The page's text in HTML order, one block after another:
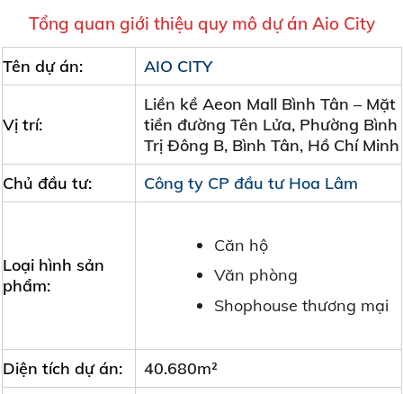
Tổng quan giới thiệu quy mô dự án Aio City
Tên dự án: AIO CITY
Vị trí:
Liền kề Aeon Mall Bình Tân – Mặt
tiền đường Tên Lửa, Phường Bình
Trị Đông B, Bình Tân, Hồ Chí Minh
Chủ đầu tư:
Công ty CP đầu tư Hoa Lâm
Loại hình sản
phẩm:
Căn hộ
Văn phòng
Shophouse thương mại
Diện tích dự án:
40.680m²